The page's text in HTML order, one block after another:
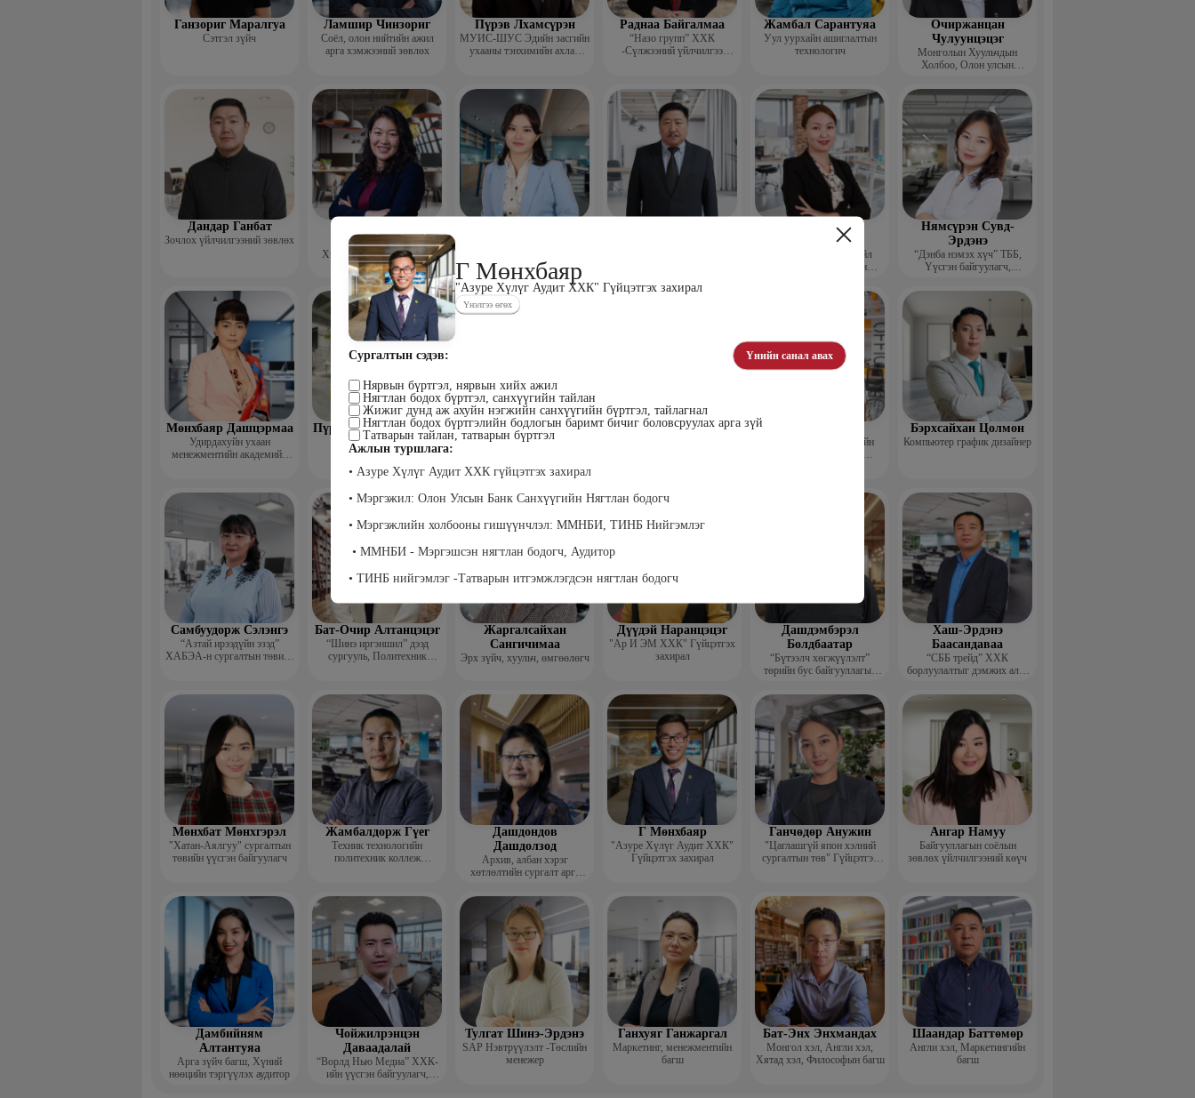
Г Мөнхбаяр
"Азуре Хүлүг Аудит ХХК" Гүйцэтгэх захирал
Үнэлгээ өгөх
Сургалтын сэдэв: Үнийн санал авах
Нярвын бүртгэл, нярвын хийх ажил
Нягтлан бодох бүртгэл, санхүүгийн тайлан
Жижиг дунд аж ахуйн нэгжийн санхүүгийн бүртгэл, тайлагнал
Нягтлан бодох бүртгэлийн бодлогын баримт бичиг боловсруулах арга зүй
Татварын тайлан, татварын бүртгэл
Ажлын туршлага:
• Азуре Хүлүг Аудит ХХК гүйцэтгэх захирал
• Мэргэжил: Олон Улсын Банк Санхүүгийн Нягтлан бодогч
• Мэргэжлийн холбооны гишүүнчлэл: ММНБИ, ТИНБ Нийгэмлэг
• ММНБИ - Мэргэшсэн нягтлан бодогч, Аудитор
• ТИНБ нийгэмлэг -Татварын итгэмжлэгдсэн нягтлан бодогч
Ганзориг Маралгуа
Сэтгэл зүйч
Ламшир Чинзориг
Соёл, олон нийтийн ажил
арга хэмжээний зөвлөх
Пүрэв Лхамсүрэн
МУИС-ШУС Эдийн засгийн
ухааны тэнхимийн ахлах
Раднаа Байгалмаа
“Назо групп” ХХК
-Сүлжээний үйлчилгээ
Жамбал Сарантуяа
Уул уурхайн ашиглалтын
технологич
Очиржанцан
Чулуунцэцэг
Монголын Хуульчдын
Холбоо, Олон улсын
Дандар Ганбат
Зочлох үйлчилгээний зөвлөх
Бямбачулуун
Хүний нөөцийн менежер
Чагнаадорж
Рэнцэнхорол
“HR mentor group” Үйл
ажиллагаа хариуцсан
Нямсүрэн Сувд-
Эрдэнэ
“Дэнба нэмэх хүч” ТББ,
Үүсгэн байгуулагч,
Мөнхбаяр Дашцэрмаа
Удирдахуйн ухаан
менежментийн академийн
Пүрэвдорж Билэгтмаа
Мөнгөнрейс
Пүрэвдорж
дизайнер, Багш
Өлзийсайхан Золбаяр
Хүнс, Хөдөө Аж Ахуйн
Бэрхсайхан Цолмон
Компьютер график дизайнер
Самбуудорж Сэлэнгэ
“Азтай ирээдүйн эзэд”
ХАБЭА-н сургалтын төвийн
Бат-Очир Алтанцэцэг
“Шинэ иргэншил” дээд
сургууль, Политехник
хөтлөлтийн мэргэжлийн
үндсэн багш
Жаргалсайхан
Сангичимаа
Эрх зүйч, хуульч, өмгөөлөгч
Дүүдэй Наранцэцэг
"Ар И ЭМ ХХК" Гүйцэтгэх
захирал
Дашдэмбэрэл
Болдбаатар
“Бүтээлч хөгжүүлэлт”
төрийн бус байгууллагын
Хаш-Эрдэнэ
Баасандаваа
“СББ трейд” ХХК
борлуулалтыг дэмжих алба
Мөнхбат Мөнхгэрэл
"Хатан-Аялгуу" сургалтын
төвийн үүсгэн байгуулагч
Жамбалдорж Гүег
Техник технологийн
политехник коллеж
Дашдондов
Дашдолзод
Архив, албан хэрэг
хөтлөлтийн сургалт арга
Г Мөнхбаяр
"Азуре Хүлүг Аудит ХХК"
Гүйцэтгэх захирал
Ганчөдөр Анужин
"Цаглашгүй япон хэлний
сургалтын төв" Гүйцэтгэх
Ангар Намуу
Байгууллагын соёлын
зөвлөх үйлчилгээний көүч
Дамбийням
Алтантуяа
Арга зүйч багш, Хүний
нөөцийн тэргүүлэх аудитор
Чойжилрэнцэн
Даваадалай
“Ворлд Нью Медиа” ХХК-
ийн үүсгэн байгуулагч,
Тулгат Шинэ-Эрдэнэ
SAP Нэвтрүүлэлт -Төслийн
менежер
Ганхуяг Ганжаргал
Маркетинг, менежментийн
багш
Бат-Энх Энхмандах
Монгол хэл, Англи хэл,
Хятад хэл, Философын багш
Шаандар Баттөмөр
Англи хэл, Маркетингийн
багш